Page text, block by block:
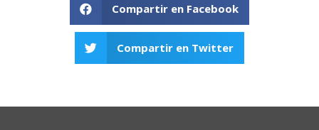
Compartir en Facebook
Compartir en Twitter